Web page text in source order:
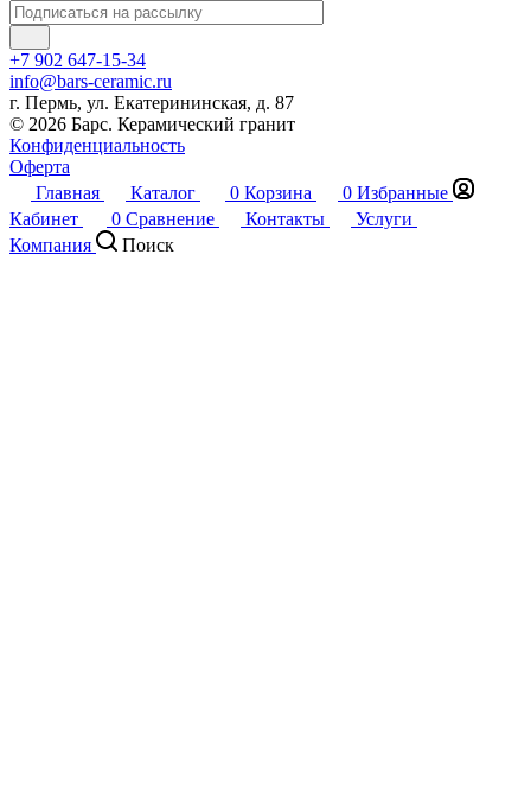
+7 902 647-15-34
info@bars-ceramic.ru
г. Пермь, ул. Екатерининская, д. 87
© 2026 Барс. Керамический гранит
Конфиденциальность
Оферта
Главная
Каталог 0 Корзина 0 Избранные
Кабинет
0 Сравнение Контакты
Услуги
Компания
Поиск